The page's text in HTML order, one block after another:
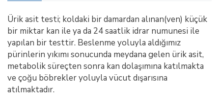
için
Ürik asit testi; koldaki bir damardan alınan(ven) küçük
bir miktar kan ile ya da 24 saatlik idrar numunesi ile
yapılan bir testtir. Beslenme yoluyla aldığımız
pürinlerin yıkımı sonucunda meydana gelen ürik asit,
metabolik süreçten sonra kan dolaşımına katılmakta
ve çoğu böbrekler yoluyla vücut dışarısına
atılmaktadır.